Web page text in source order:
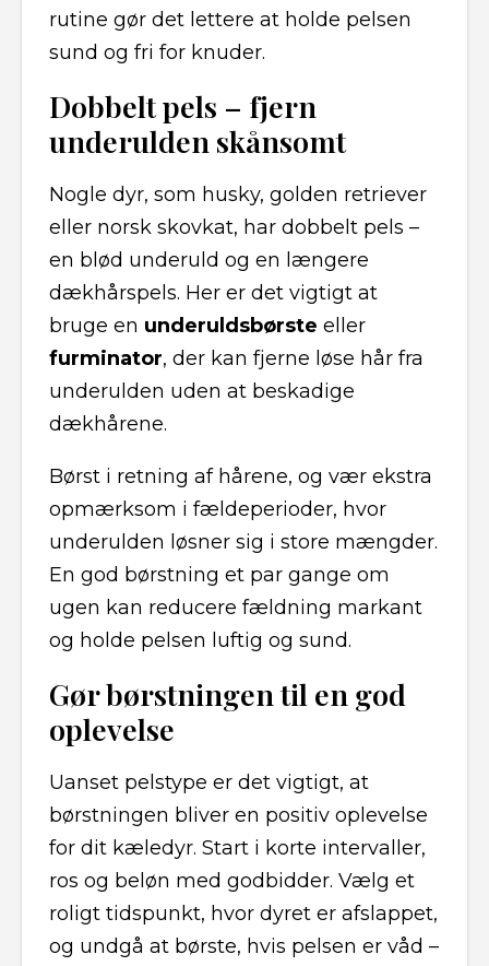
rutine gør det lettere at holde pelsen
sund og fri for knuder.
Dobbelt pels – fjern
underulden skånsomt
Nogle dyr, som husky, golden retriever
eller norsk skovkat, har dobbelt pels –
en blød underuld og en længere
dækhårspels. Her er det vigtigt at
bruge en underuldsbørste eller
furminator, der kan fjerne løse hår fra
underulden uden at beskadige
dækhårene.
Børst i retning af hårene, og vær ekstra
opmærksom i fældeperioder, hvor
underulden løsner sig i store mængder.
En god børstning et par gange om
ugen kan reducere fældning markant
og holde pelsen luftig og sund.
Gør børstningen til en god
oplevelse
Uanset pelstype er det vigtigt, at
børstningen bliver en positiv oplevelse
for dit kæledyr. Start i korte intervaller,
ros og beløn med godbidder. Vælg et
roligt tidspunkt, hvor dyret er afslappet,
og undgå at børste, hvis pelsen er våd –